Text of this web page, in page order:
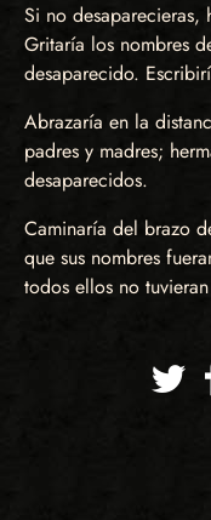
Si no
Gritaría los nombres
desaparecido.
Abrazaría en la
padres y madres;
desaparecidos.
Caminaría del brazo
que sus nombres
todos ellos no